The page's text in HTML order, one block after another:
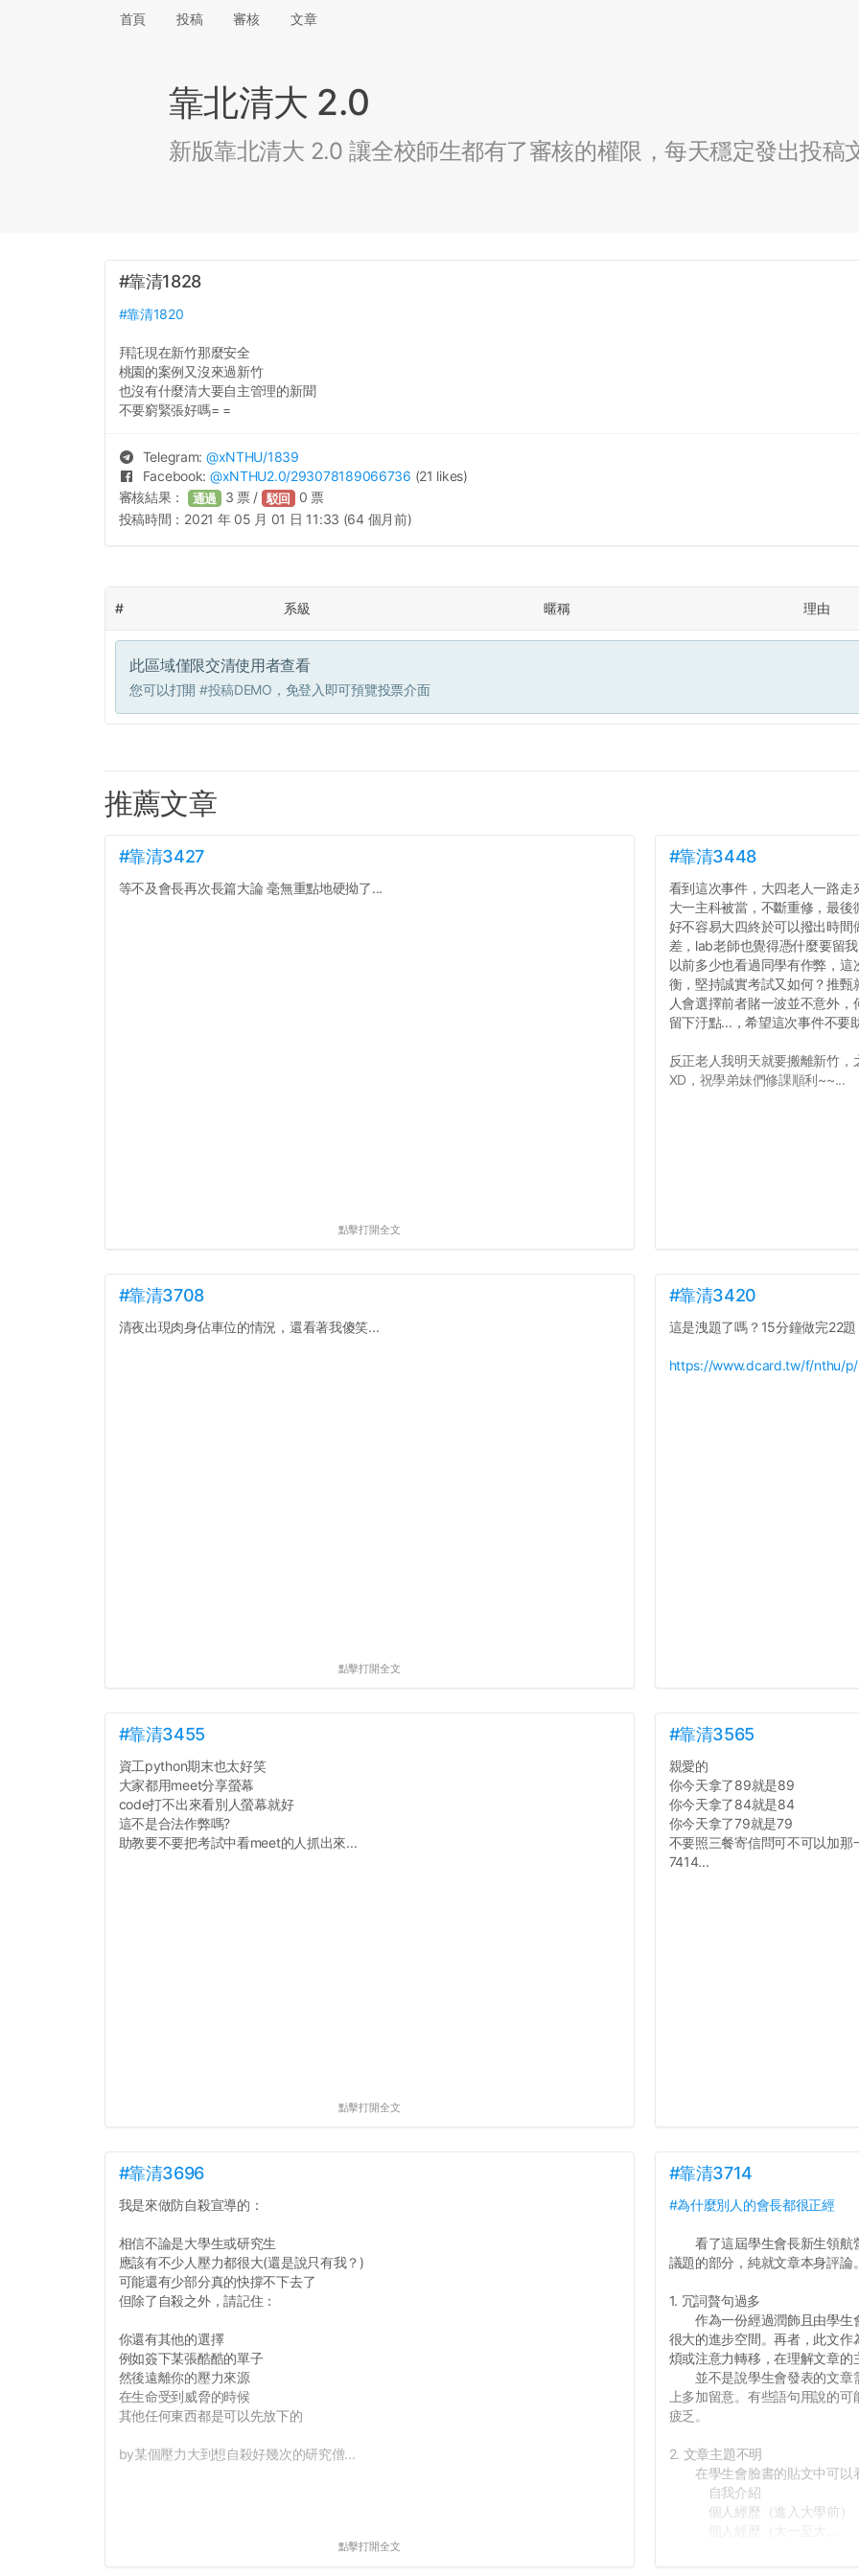
首頁 投稿 審核 文章
靠北清大 2.0
新版靠北清大 2.0 讓全校師生都有了審核的權限，每天穩定發出投稿
#靠清1828
#靠清1820
拜託現在新竹那麼安全
桃園的案例又沒來過新竹
也沒有什麼清大要自主管理的新聞
不要窮緊張好嗎= =
Telegram: @xNTHU/1839
Facebook: @xNTHU2.0/293078189066736 (21 likes)
審核結果： 通過 3 票 / 駁回 0 票
投稿時間： 2021 年 05 月 01 日 11:33 (64 個月前)
# 系級 暱稱 理由
此區域僅限交清使用者查看
您可以打開 #投稿DEMO ，免登入即可預覽投票介面
推薦文章
#靠清3427
等不及會長再次長篇大論 毫無重點地硬拗了...
點擊打開全文
#靠清3448
看到這次事件，大四老人一路走
大一主科被當，不斷重修，最
好不容易大四終於可以撥出時
差，lab老師也覺得憑什麼要留我
以前多少也看過同學有作弊，
衡，堅持誠實考試又如何？推甄
人會選擇前者賭一波並不意外
留下汙點...，希望這次事件不要
反正老人我明天就要搬離新竹
XD，祝學弟妹們修課順利~~...
#靠清3708
清夜出現肉身佔車位的情況，還看著我傻笑...
點擊打開全文
#靠清3420
這是洩題了嗎？15分鐘做完22題
https://www.dcard.tw/f/nthu/
#靠清3455
資工python期末也太好笑
大家都用meet分享螢幕
code打不出來看別人螢幕就好
這不是合法作弊嗎?
助教要不要把考試中看meet的人抓出來...
點擊打開全文
#靠清3565
親愛的
你今天拿了89就是89
你今天拿了84就是84
你今天拿了79就是79
不要照三餐寄信問可不可以加那
7414...
#靠清3696
我是來做防自殺宣導的：
相信不論是大學生或研究生
應該有不少人壓力都很大(還是說只有我？)
可能還有少部分真的快撐不下去了
但除了自殺之外，請記住：
你還有其他的選擇
例如簽下某張酷酷的單子
然後遠離你的壓力來源
在生命受到威脅的時候
其他任何東西都是可以先放下的
by某個壓力大到想自殺好幾次的研究僧...
點擊打開全文
#靠清3714
#為什麼別人的會長都很正經
看了這屆學生會長新生領航
議題的部分，純就文章本身評論。
1. 冗詞贅句過多
作為一份經過潤飾且由學生
很大的進步空間。再者，此文
煩或注意力轉移，在理解文章的
並不是說學生會發表的文章
上多加留意。有些語句用說的
疲乏。
2. 文章主題不明
在學生會臉書的貼文中可以
自我介紹
個人經歷（進入大學前）